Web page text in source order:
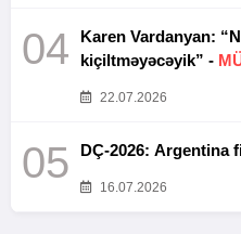
04
Karen Vardanyan:
kiçiltməyəcəyik” -
22.07.2026
05 DÇ-2026: Argentina
16.07.2026